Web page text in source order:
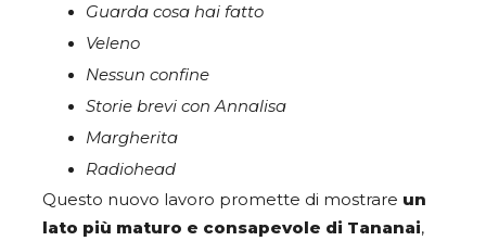
Guarda cosa hai fatto
Veleno
Nessun confine
Storie brevi con Annalisa
Margherita
Radiohead
Questo nuovo lavoro promette di mostrare un
lato più maturo e consapevole di Tananai,